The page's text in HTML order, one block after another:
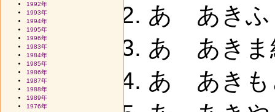
あ あきふ
あ あきま
あ あきも
1992年
1993年
1994年
1995年
1996年
1983年
1984年
1985年
1986年
1987年
1988年
1989年
1976年